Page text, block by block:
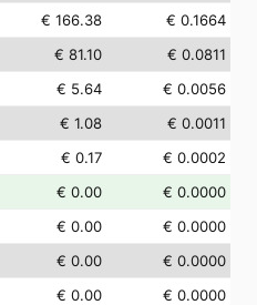
€ 166.38
€ 0.1664
€ 81.10
€ 0.0811
€ 5.64
€ 0.0056
€ 1.08
€ 0.0011
€ 0.17
€ 0.0002
€ 0.00
€ 0.0000
€ 0.00
€ 0.0000
€ 0.00
€ 0.0000
€ 0.00
€ 0.0000